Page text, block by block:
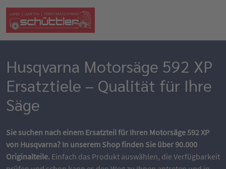
Husqvarna Motorsäge 592 XP
Ersatztiele – Qualität für Ihre
Säge
Sie suchen nach einem Ersatzteil für Ihren Motorsäge 592 XP
von Husqvarna? In unserem Shop finden Sie über 90.000
Originalteile. Einfach das Produkt auswählen, die Verfügbarkeit